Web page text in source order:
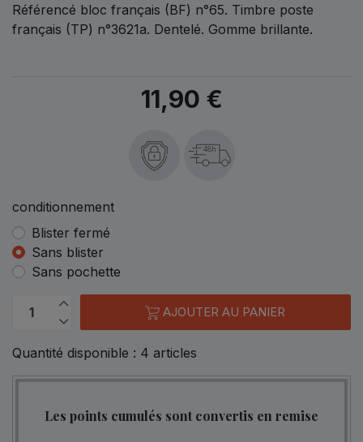
Référencé bloc français (BF) n°65. Timbre poste
français (TP) n°3621a. Dentelé. Gomme brillante.
11,90 €
48h
conditionnement
Blister fermé
Sans blister
Sans pochette
AJOUTER AU PANIER
Quantité disponible : 4 articles
Les points cumulés sont convertis en remise